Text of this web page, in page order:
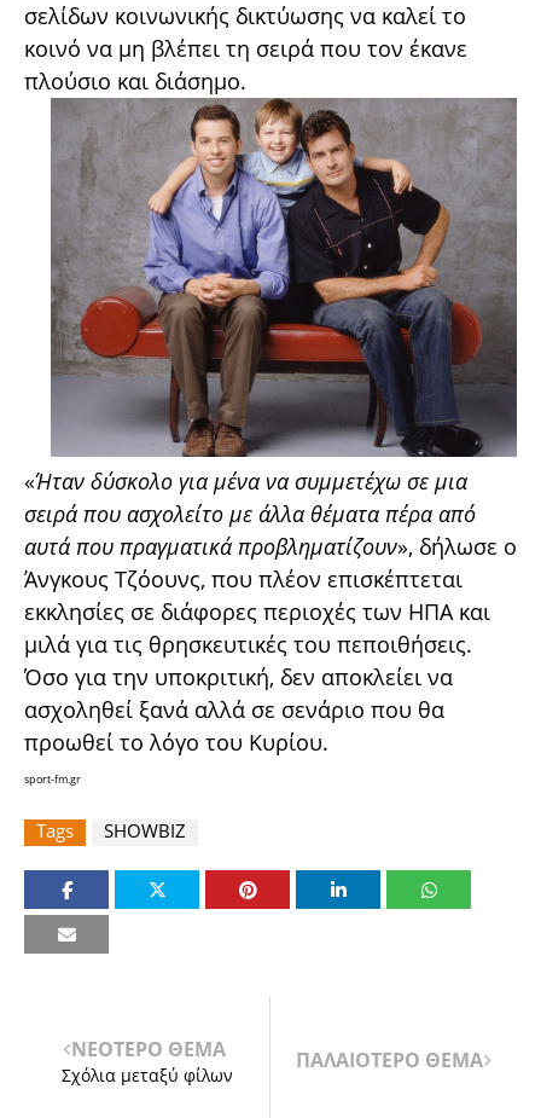
σελίδων κοινωνικής δικτύωσης να καλεί το
κοινό να μη βλέπει τη σειρά που τον έκανε
πλούσιο και διάσημο.
«Ήταν δύσκολο για μένα να συμμετέχω σε μια
σειρά που ασχολείτο με άλλα θέματα πέρα από
αυτά που πραγματικά προβληματίζουν», δήλωσε ο
Άνγκους Τζόουνς, που πλέον επισκέπτεται
εκκλησίες σε διάφορες περιοχές των ΗΠΑ και
μιλά για τις θρησκευτικές του πεποιθήσεις.
Όσο για την υποκριτική, δεν αποκλείει να
ασχοληθεί ξανά αλλά σε σενάριο που θα
προωθεί το λόγο του Κυρίου.
sport-fm.gr
Tags SHOWBIZ
ΝΕΟΤΕΡΟ ΘΕΜΑ
Σχόλια μεταξύ φίλων
ΠΑΛΑΙΟΤΕΡΟ ΘΕΜΑ